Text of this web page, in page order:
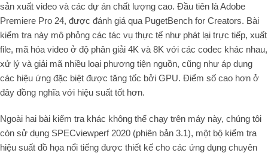
sản xuất video và các dự án chất lượng cao. Đầu tiên là Adobe
Premiere Pro 24, được đánh giá qua PugetBench for Creators. Bài
kiểm tra này mô phỏng các tác vụ thực tế như phát lại trực tiếp, xuất
file, mã hóa video ở độ phân giải 4K và 8K với các codec khác nhau,
xử lý và giải mã nhiều loại phương tiện nguồn, cũng như áp dụng
các hiệu ứng đặc biệt được tăng tốc bởi GPU. Điểm số cao hơn ở
đây đồng nghĩa với hiệu suất tốt hơn.
Ngoài hai bài kiểm tra khác không thể chạy trên máy này, chúng tôi
còn sử dụng SPECviewperf 2020 (phiên bản 3.1), một bộ kiểm tra
hiệu suất đồ họa nổi tiếng được thiết kế cho các ứng dụng chuyên